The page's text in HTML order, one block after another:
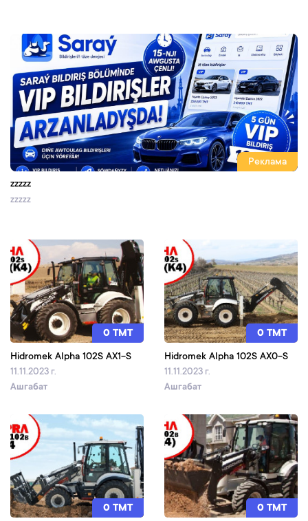
Реклама
zzzzz
zzzzz
0 TMT
Hidromek Alpha 102S AX1-S
11.11.2023 г.
Ашгабат
0 TMT
Hidromek Alpha 102S AX0-S
11.11.2023 г.
Ашгабат
0 TMT 0 TMT